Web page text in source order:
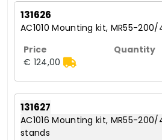
131626
AC1010 Mounting kit, MR55-
€ 124,00
131627
AC1016 Mounting kit, MR55-
stands